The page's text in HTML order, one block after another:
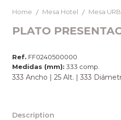
Home Mesa Hotel Mesa
PLATO
Ref. FF0240500000
Medidas (mm): 333 comp.
333 Ancho | 25 Alt. | 333
Description